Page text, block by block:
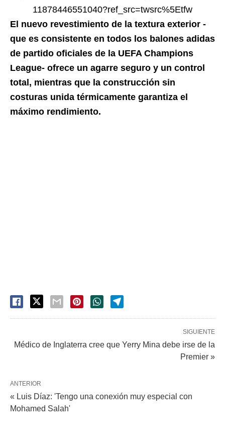
11878446551040?ref_src=twsrc%5Etfw
El nuevo revestimiento de la textura exterior -
que es consistente en todos los balones adidas
de partido oficiales de la UEFA Champions
League- ofrece un agarre seguro y un control
total, mientras que la construcción sin
costuras unida térmicamente garantiza el
máximo rendimiento.
SIGUIENTE
Médico de Inglaterra cree que Yerry Mina debe irse de la
Premier »
ANTERIOR
« Luis Díaz: 'Tengo una conexión muy especial con
Mohamed Salah'